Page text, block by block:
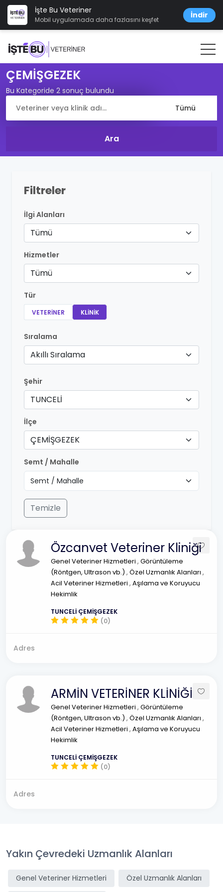
İşte Bu Veteriner
Mobil uygulamada daha fazlasını keşfet İndir
ÇEMİŞGEZEK
Bu Kategoride 2 sonuç bulundu
Filtreler
İlgi Alanları
Tümü
Hizmetler
Tümü
Tür
VETERINER KLINIK
Sıralama
Akıllı Sıralama
Şehir
TUNCELİ
İlçe
ÇEMİŞGEZEK
Semt / Mahalle
Temizle
Özcanvet Veteriner Kliniği
Genel Veteriner Hizmetleri , Görüntüleme
(Röntgen, Ultrason vb.) , Özel Uzmanlık Alanları ,
Acil Veteriner Hizmetleri , Aşılama ve Koruyucu
Hekimlik
TUNCELİ ÇEMİŞGEZEK
(0)
Adres
ARMİN VETERİNER KLİNİĞİ
Genel Veteriner Hizmetleri , Görüntüleme
(Röntgen, Ultrason vb.) , Özel Uzmanlık Alanları ,
Acil Veteriner Hizmetleri , Aşılama ve Koruyucu
Hekimlik
TUNCELİ ÇEMİŞGEZEK
(0)
Adres
Yakın Çevredeki Uzmanlık Alanları
Genel Veteriner Hizmetleri Özel Uzmanlık Alanları